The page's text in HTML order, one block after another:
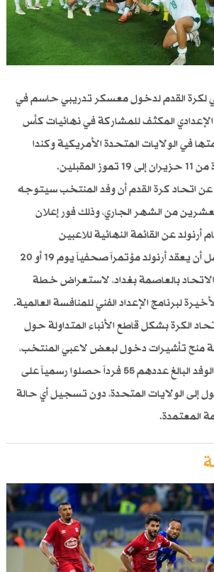
لكرة القدم لدخول معسكر تدريبي حاسم في
المكثف للمشاركة في نهائيات كأس
إقامتها في الولايات المتحدة الأمريكية وكندا
عن اتحاد كرة القدم أن وفد المنتخب سيتوجه
من الشهر الجاري، وذلك فور إعلان
أرنولد عن القائمة النهائية للاعبين
المستدعين. ومن المؤمل أن يعقد أرنولد مؤتمراً صحفياً يوم 19 أو 20
بالعاصمة بغداد، لاستعراض خطة
لبرنامج الإعداد الفني للمنافسة العالمية.
الكرة بشكل قاطع الأنباء المتداولة حول
منح تأشيرات دخول لبعض لاعبي المنتخب،
مؤكداً أن جميع أعضاء الوفد البالغ عددهم 55 فرداً حصلوا رسمياً على
إلى الولايات المتحدة، دون تسجيل أي حالة
المعتمدة.